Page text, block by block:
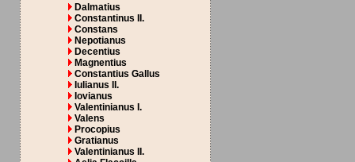
Dalmatius
Constantinus II.
Constans
Nepotianus
Decentius
Magnentius
Constantius Gallus
Iulianus II.
Iovianus
Valentinianus I.
Valens
Procopius
Gratianus
Valentinianus II.